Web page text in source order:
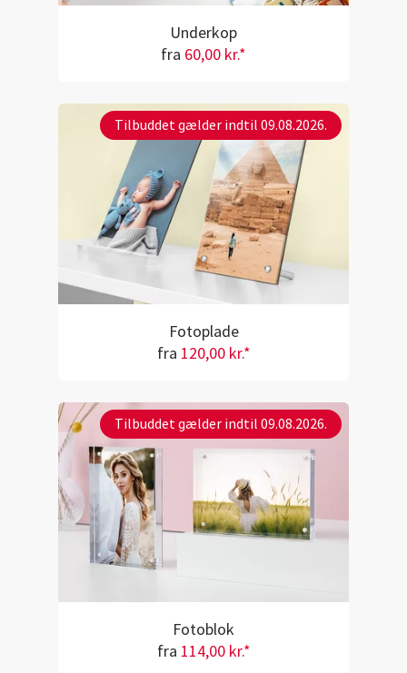
Underkop
fra 60,00 kr.*
Tilbuddet gælder indtil 09.08.2026.
Fotoplade
fra 120,00 kr.*
Tilbuddet gælder indtil 09.08.2026.
Fotoblok
fra 114,00 kr.*